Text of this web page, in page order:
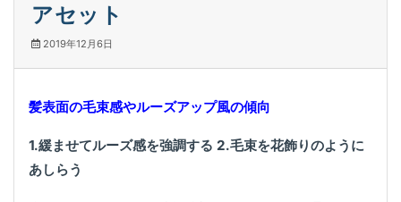
アセット
2019年12月6日
髪表面の毛束感やルーズアップ風の傾向
1.緩ませてルーズ感を強調する 2.毛束を花飾りのように
あしらう